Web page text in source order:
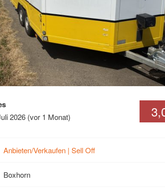
2026 (vor 1 Monat)
Anbieten/Verkaufen | Sell Off
Boxhorn